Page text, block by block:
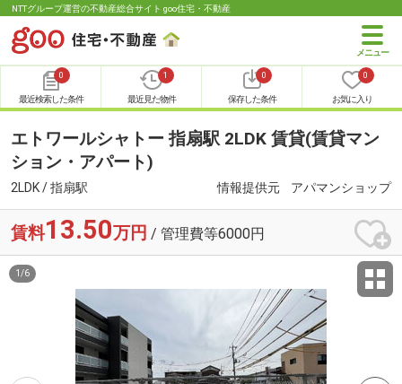
NTTグループ運営の不動産総合サイト goo住宅・不動産
0
最近検索した条件
1
最近見た物件
0
保存した条件
0
お気に入り
エトワールシャトー 指扇駅 2LDK 賃貸(賃貸マン
ション・アパート)
2LDK / 指扇駅 情報提供元 アパマンショップ
賃料13.50万円 / 管理費等6000円
1 /6